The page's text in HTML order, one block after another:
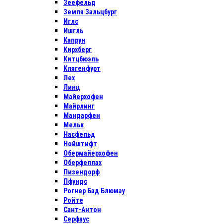
Зеефельд
Земля Зальцбург
Иглс
Ишгль
Капрун
Кирхберг
Китцбюэль
Клягенфурт
Лех
Линц
Майерхофен
Майрлинг
Мандарфен
Мельк
Насфельд
Нойштифт
Обермайерхофен
Оберфеллах
Пизендорф
Пфундс
Рогнер Бад Блюмау
Ройте
Сант-Антон
Серфаус